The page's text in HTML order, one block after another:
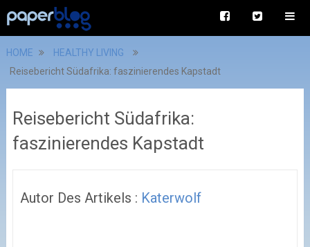
HOME
HEALTHY LIVING
Reisebericht Südafrika: faszinierendes Kapstadt
Reisebericht Südafrika:
faszinierendes Kapstadt
Autor Des Artikels : Katerwolf